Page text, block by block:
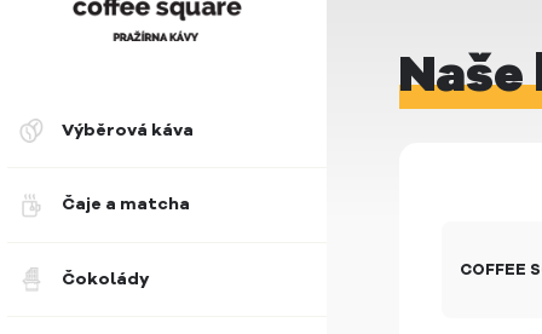
COFFEE
Výběrová káva
Čaje a matcha
Čokolády